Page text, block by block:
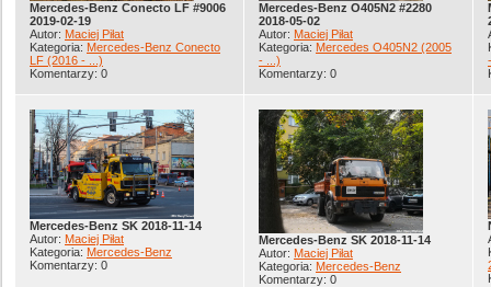
Mercedes-Benz Conecto LF #9006
2019-02-19
Autor: Maciej Piłat
Kategoria: Mercedes-Benz Conecto
LF (2016 - ...)
Komentarzy: 0
Mercedes-Benz O405N2 #2280
2018-05-02
Autor: Maciej Piłat
Kategoria: Mercedes O405N2 (2005
- ...)
Komentarzy: 0
Mercedes-Benz SK 2018-11-14
Autor: Maciej Piłat
Kategoria: Mercedes-Benz
Komentarzy: 0
Mercedes-Benz SK 2018-11-14
Autor: Maciej Piłat
Kategoria: Mercedes-Benz
Komentarzy: 0